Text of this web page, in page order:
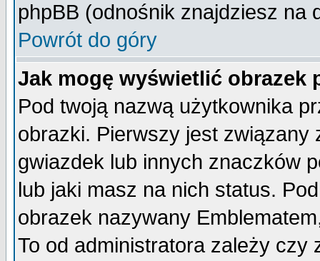
phpBB (odnośnik znajdziesz na
Powrót do góry
Jak mogę wyświetlić obrazek
Pod twoją nazwą użytkownika
obrazki. Pierwszy jest
gwiazdek lub innych znaczków
lub jaki masz na nich status.
obrazek nazywany
To od administratora zależy czy